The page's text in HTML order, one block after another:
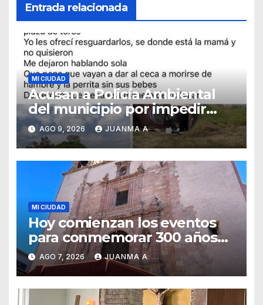
Entrada relacionada
MI CIUDAD
Acusan a Policía Ambiental
del municipio por impedir
resguardo de cachorros
AGO 9, 2026 JUANMA A
MI CIUDAD
Hoy comienzan los eventos
para conmemorar 300 años
del templo de San Roque
AGO 7, 2026 JUANMA A